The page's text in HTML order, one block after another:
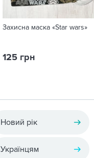
Захисна маска «Star wars»
125 грн
Новий рік
Українцям